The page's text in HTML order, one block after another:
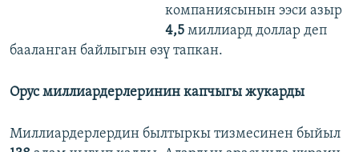
компаниясынын ээси азыр
4,5 миллиард доллар деп
бааланган байлыгын өзү тапкан.
Орус миллиардерлеринин капчыгы жукарды
Миллиардерлердин былтыркы тизмесинен быйыл